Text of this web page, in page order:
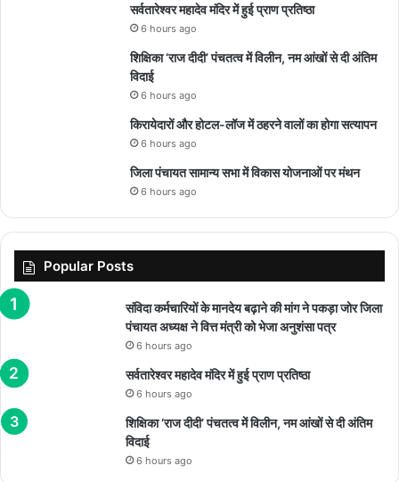
सर्वतारेश्वर महादेव मंदिर में हुई प्राण प्रतिष्ठा
6 hours ago
शिक्षिका ‘राज दीदी’ पंचतत्व में विलीन, नम आंखों से दी अंतिम
विदाई
6 hours ago
किरायेदारों और होटल-लॉज में ठहरने वालों का होगा सत्यापन
6 hours ago
जिला पंचायत सामान्य सभा में विकास योजनाओं पर मंथन
6 hours ago
Popular Posts
संविदा कर्मचारियों के मानदेय बढ़ाने की मांग ने पकड़ा जोर जिला
पंचायत अध्यक्ष ने वित्त मंत्री को भेजा अनुशंसा पत्र
6 hours ago
सर्वतारेश्वर महादेव मंदिर में हुई प्राण प्रतिष्ठा
6 hours ago
शिक्षिका ‘राज दीदी’ पंचतत्व में विलीन, नम आंखों से दी अंतिम
विदाई
6 hours ago